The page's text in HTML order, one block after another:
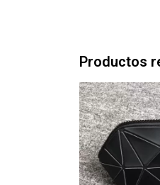
Productos